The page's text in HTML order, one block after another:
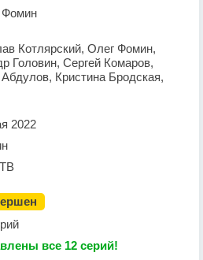
Котлярский, Олег Фомин,
Головин, Сергей Комаров,
Кристина Бродская,
2022
все 12 серий!